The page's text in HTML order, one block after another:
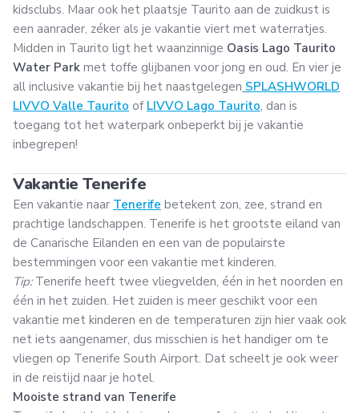
kidsclubs. Maar ook het plaatsje Taurito aan de zuidkust is
een aanrader, zéker als je vakantie viert met waterratjes.
Midden in Taurito ligt het waanzinnige Oasis Lago Taurito
Water Park met toffe glijbanen voor jong en oud. En vier je
all inclusive vakantie bij het naastgelegen SPLASHWORLD
LIVVO Valle Taurito of LIVVO Lago Taurito, dan is
toegang tot het waterpark onbeperkt bij je vakantie
inbegrepen!
Vakantie Tenerife
Een vakantie naar Tenerife betekent zon, zee, strand en
prachtige landschappen. Tenerife is het grootste eiland van
de Canarische Eilanden en een van de populairste
bestemmingen voor een vakantie met kinderen.
Tip:Tenerife heeft twee vliegvelden, één in het noorden en
één in het zuiden. Het zuiden is meer geschikt voor een
vakantie met kinderen en de temperaturen zijn hier vaak ook
net iets aangenamer, dus misschien is het handiger om te
vliegen op Tenerife South Airport. Dat scheelt je ook weer
in de reistijd naar je hotel.
Mooiste strand van Tenerife